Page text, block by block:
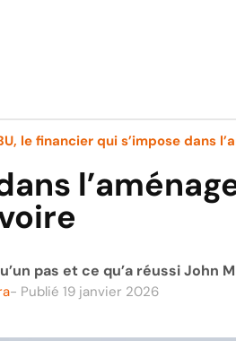
le financier qui s’impose dans
pas et ce qu’a réussi John
- Publié 19 janvier 2026